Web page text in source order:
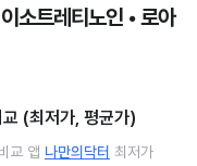
소트레티노인 • 로아
(최저가, 평균가)
교 앱 나만의닥터 최저가